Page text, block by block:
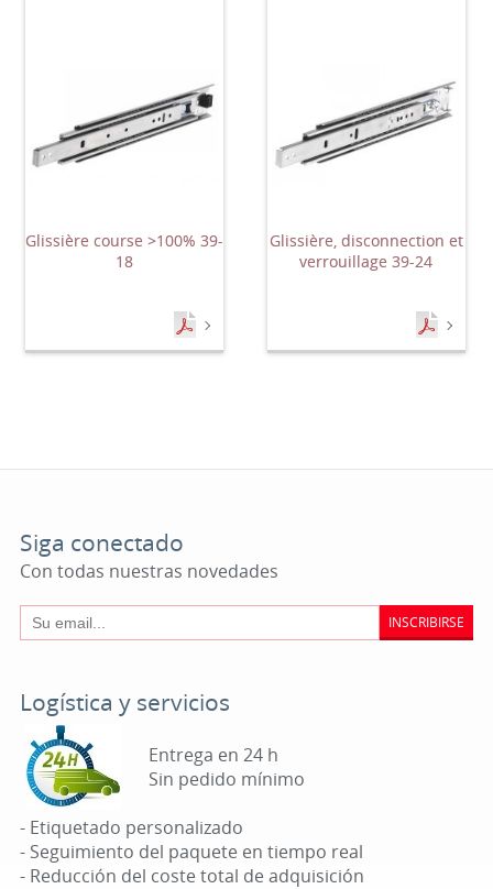
Glissière course >100% 39-
18
Glissière, disconnection et
verrouillage 39-24
Siga conectado
Con todas nuestras novedades
INSCRIBIRSE
Logística y servicios
Entrega en 24 h
Sin pedido mínimo
- Etiquetado personalizado
- Seguimiento del paquete en tiempo real
- Reducción del coste total de adquisición